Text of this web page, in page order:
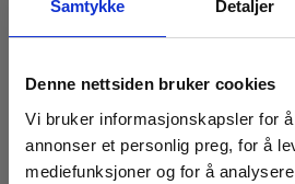
Samtykke Detaljer
Denne nettsiden bruker cookies
Vi bruker informasjonskapsler for
annonser et personlig preg, for å
mediefunksjoner og for å
Oppløsning
0,001
Generelt
Testfrekvens
Opp til 10kHz
Elma Multimeter Magnetsett